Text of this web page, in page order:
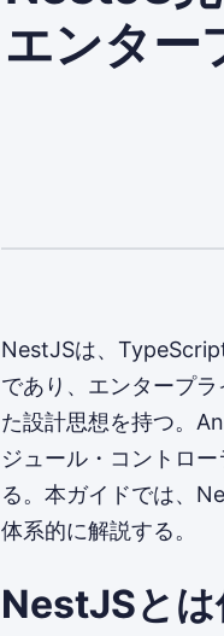
エンター
NestJSは、
であり、エンタープ
た設計思想を持つ。
ジュール・コントロ
る。本ガイドでは、
体系的に解説する。
NestJSと